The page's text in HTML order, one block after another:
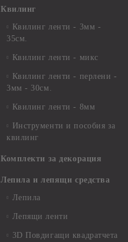
Квилинг
Квилинг ленти - 3мм -
35см.
Квилинг ленти - микс
Квилинг ленти - перлени -
3мм - 30см.
Квилинг ленти - 8мм
Инструменти и пособия за
квилинг
Комплекти за декорация
Лепила и лепящи средства
Лепила
Лепящи ленти
3D Повдигащи квадратчета